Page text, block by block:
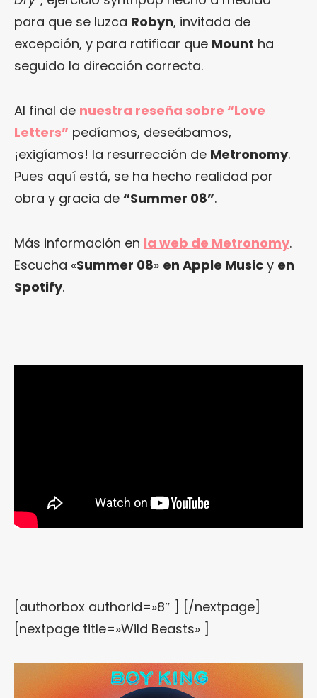
para que se luzca Robyn, invitada de
excepción, y para ratificar que Mount ha
seguido la dirección correcta.
Al final de nuestra reseña sobre “Love
Letters” pedíamos, deseábamos,
¡exigíamos! la resurrección de Metronomy.
Pues aquí está, se ha hecho realidad por
obra y gracia de “Summer 08”.
Más información en la web de Metronomy.
Escucha «Summer 08» en Apple Music y en
Spotify.
[authorbox authorid=»8″ ] [/nextpage]
[nextpage title=»Wild Beasts» ]